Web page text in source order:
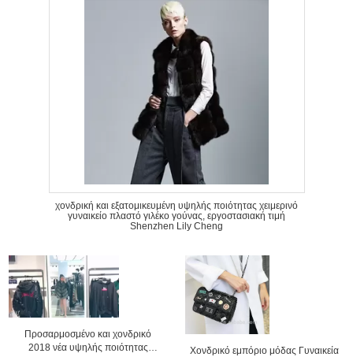
χονδρική και εξατομικευμένη υψηλής ποιότητας χειμερινό
γυναικείο πλαστό γιλέκο γούνας, εργοστασιακή τιμή
Shenzhen Lily Cheng
Προσαρμοσμένο και χονδρικό
2018 νέα υψηλής ποιότητας
Χονδρικό εμπόριο μόδας Γυναικεία